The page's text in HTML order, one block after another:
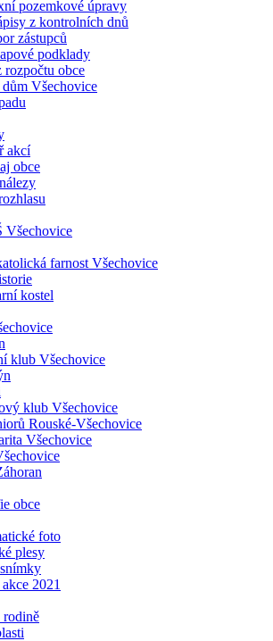
pozemkové úpravy
z kontrolních dnů
zástupců
podklady
rozpočtu obce
Všechovice
akcí
obce
Všechovice
farnost Všechovice
kostel
klub Všechovice
klub Všechovice
Rouské-Všechovice
Všechovice
obce
foto
plesy
2021
rodině